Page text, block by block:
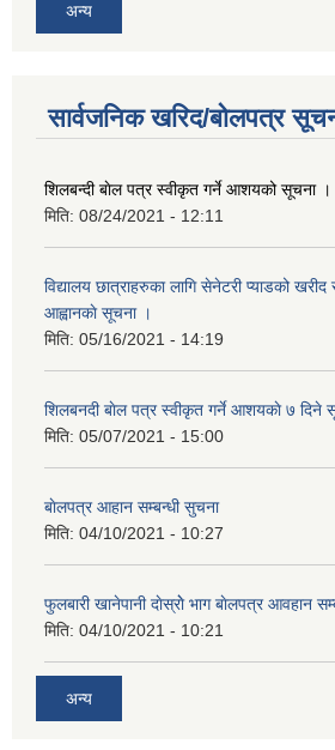
अन्य
सार्वजनिक खरिद/बोलपत्र
शिलबन्दी बाेल पत्र स्वीकृत गर्ने आशयको सूचना ।
मिति: 08/24/2021 - 12:11
विद्यालय छात्राहरुका लागि सेनेटरी प्याडको खरीद
आह्वानकाे सूचना ।
मिति: 05/16/2021 - 14:19
शिलबनदी बाेल पत्र स्वीकृत गर्ने आशयकाे ७ दिने
मिति: 05/07/2021 - 15:00
बाेलपत्र आहान सम्बन्धी सुचना
मिति: 04/10/2021 - 10:27
फुलबारी खानेपानी दाेस्राेे भाग बाेलपत्र आवहान
मिति: 04/10/2021 - 10:21
अन्य